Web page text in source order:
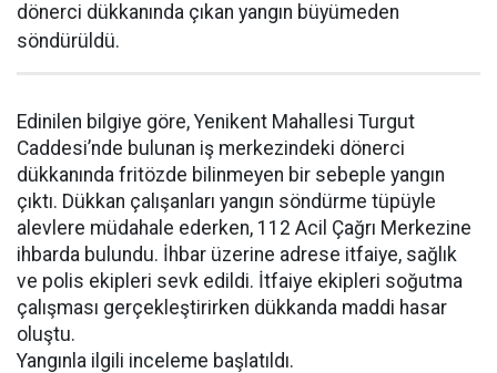
dönerci dükkanında çıkan yangın büyümeden
söndürüldü.
Edinilen bilgiye göre, Yenikent Mahallesi Turgut
Caddesi’nde bulunan iş merkezindeki dönerci
dükkanında fritözde bilinmeyen bir sebeple yangın
çıktı. Dükkan çalışanları yangın söndürme tüpüyle
alevlere müdahale ederken, 112 Acil Çağrı Merkezine
ihbarda bulundu. İhbar üzerine adrese itfaiye, sağlık
ve polis ekipleri sevk edildi. İtfaiye ekipleri soğutma
çalışması gerçekleştirirken dükkanda maddi hasar
oluştu.
Yangınla ilgili inceleme başlatıldı.